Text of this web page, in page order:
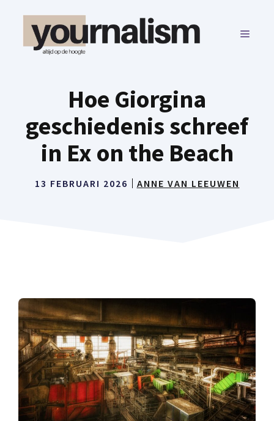
MENU
Hoe Giorgina
geschiedenis schreef
in Ex on the Beach
13 FEBRUARI 2026 ANNE VAN LEEUWEN